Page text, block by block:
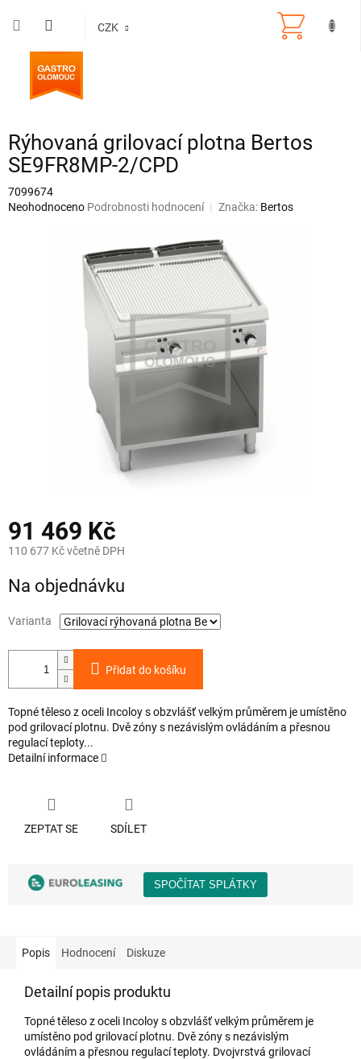
CZK
Rýhovaná grilovací plotna Bertos
SE9FR8MP-2/CPD
7099674
Průměrné
Neohodnoceno Podrobnosti hodnocení Značka: Bertos
91 469 Kč
110 677 Kč včetně DPH
cena:
Na objednávku
Varianta
Přidat do košíku
Topné těleso z oceli Incoloy s obzvlášť velkým průměrem je umístěno
pod grilovací plotnu. Dvě zóny s nezávislým ovládáním a přesnou
regulací teploty...
Detailní informace
ZEPTAT SE SDÍLET
Popis Hodnocení Diskuze
Detailní popis produktu
Topné těleso z oceli Incoloy s obzvlášť velkým průměrem je
umístěno pod grilovací plotnu. Dvě zóny s nezávislým
ovládáním a přesnou regulací teploty. Dvojvrstvá grilovací